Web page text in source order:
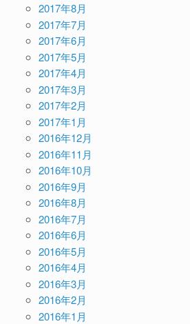
2017年8月
2017年7月
2017年6月
2017年5月
2017年4月
2017年3月
2017年2月
2017年1月
2016年12月
2016年11月
2016年10月
2016年9月
2016年8月
2016年7月
2016年6月
2016年5月
2016年4月
2016年3月
2016年2月
2016年1月